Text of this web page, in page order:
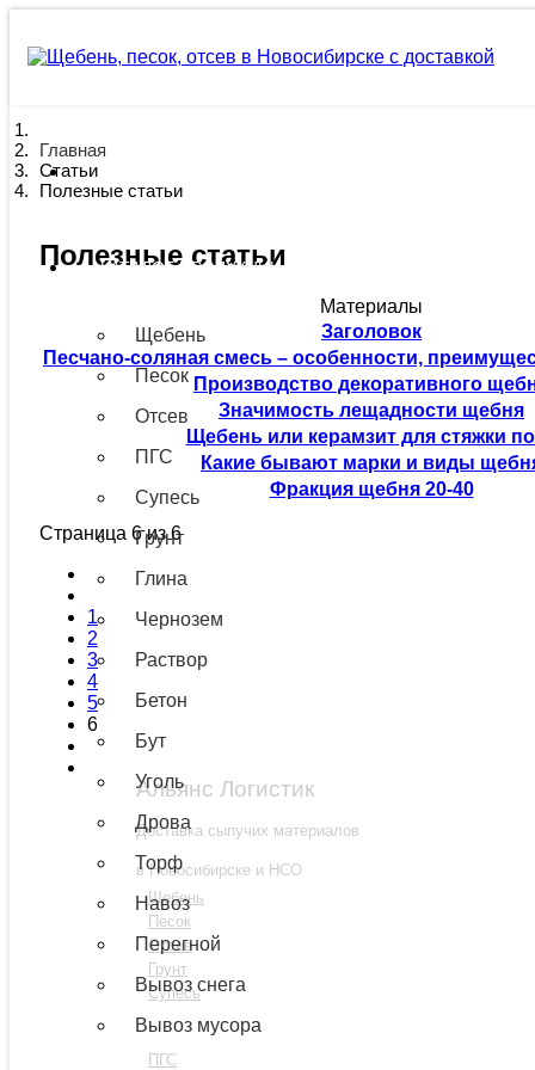
КАТАЛОГ ПРОДУКЦИИ
Щебень
Песок
Отсев
ПГС
Супесь
Грунт
Глина
Чернозем
Раствор
Бетон
Бут
Уголь
Дрова
Торф
Навоз
Перегной
Вывоз снега
Вывоз мусора
Главная
Статьи
Полезные статьи
Полезные статьи
Материалы
Заголовок
Песчано-соляная смесь – особенности,
Производство декоративного
Значимость лещадности щебня
Щебень или керамзит для стяжки
Какие бывают марки и виды
Фракция щебня 20-40
Страница 6 из 6
1
2
3
4
5
6
Альянс Логистик
Доставка сыпучих материалов
в Новосибирске и НСО
Щебень
Песок
Отсев
Грунт
Супесь
ПГС